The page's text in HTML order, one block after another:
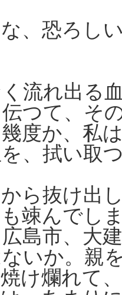
、恐ろし
流れ出る
つて、そ
度か、私
、拭い取
ら抜け出
竦んでし
島市、大
いか。親
け爛れて